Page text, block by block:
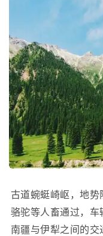
古道蜿蜓崎岖，地势
骆驼等人畜通过，
南疆与伊犁之间的